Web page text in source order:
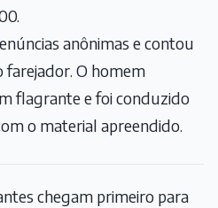
anônimas e contou
farejador. O homem
flagrante e foi conduzido
o material apreendido.
chegam primeiro para